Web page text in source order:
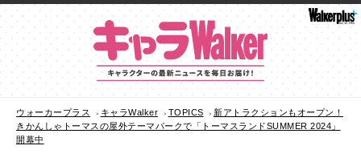
ウォーカープラス キャラWalker TOPICS
新アトラクションもオープン！
きかんしゃトーマスの屋外テーマパークで「トーマスランドSUMMER 2024」
開幕中